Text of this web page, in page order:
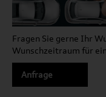
Fragen Sie gerne Ihr
Wunschzeitraum für
Anfrage